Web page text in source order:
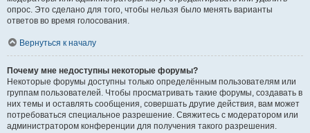
опрос. Это сделано для того, чтобы нельзя было менять варианты
ответов во время голосования.
Вернуться к началу
Почему мне недоступны некоторые форумы?
Некоторые форумы доступны только определённым пользователям или
группам пользователей. Чтобы просматривать такие форумы, создавать в
них темы и оставлять сообщения, совершать другие действия, вам может
потребоваться специальное разрешение. Свяжитесь с модератором или
администратором конференции для получения такого разрешения.